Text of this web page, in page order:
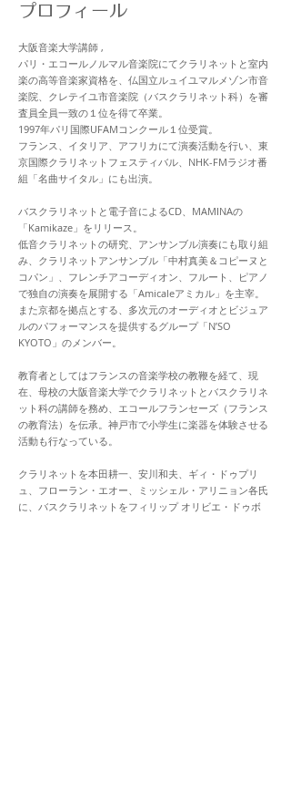
プロフィール
大阪音楽大学講師 ,
パリ・エコールノルマル音楽院にてクラリネットと室内
楽の高等音楽家資格を、仏国立ルュイユマルメゾン市音
楽院、クレテイユ市音楽院（バスクラリネット科）を審
査員全員一致の１位を得て卒業。
1997年パリ国際UFAMコンクール１位受賞。
フランス、イタリア、アフリカにて演奏活動を行い、東
京国際クラリネットフェスティバル、NHK-FMラジオ番
組「名曲サイタル」にも出演。
バスクラリネットと電子音によるCD、MAMINAの
「Kamikaze」をリリース。
低音クラリネットの研究、アンサンブル演奏にも取り組
み、クラリネットアンサンブル「中村真美＆コピーヌと
コパン」、フレンチアコーディオン、フルート、ピアノ
で独自の演奏を展開する「Amicaleアミカル」を主宰。
また京都を拠点とする、多次元のオーディオとビジュア
ルのパフォーマンスを提供するグループ「N’SO
KYOTO」のメンバー。
教育者としてはフランスの音楽学校の教鞭を経て、現
在、母校の大阪音楽大学でクラリネットとバスクラリネ
ット科の講師を務め、エコールフランセーズ（フランス
の教育法）を伝承。神戸市で小学生に楽器を体験させる
活動も行なっている。
クラリネットを本田耕一、安川和夫、ギィ・ドゥプリ
ュ、フローラン・エオー、ミッシェル・アリニョン各氏
に、バスクラリネットをフィリップ オリビエ・ドゥボ